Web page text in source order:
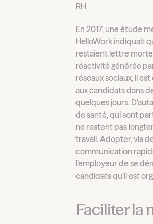
RH
En 2017, une étude
HelloWork indiquait
restaient lettre
réactivité générée
réseaux sociaux, il
aux candidats dans
quelques jours.
de santé, qui sont
ne restent pas
travail. Adopter,via
communication
l’employeur de se
candidats qu’il est
Faciliter la